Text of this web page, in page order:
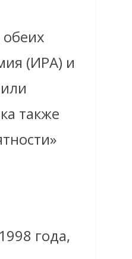
(ИРА) и
также
года,